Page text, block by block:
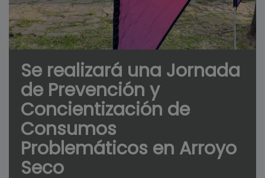
Se realizará una Jornada
de Prevención y
Concientización de
Consumos
Problemáticos en Arroyo
Seco